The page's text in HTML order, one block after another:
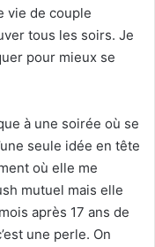
vie de couple
tous les soirs. Je
pour mieux se
à une soirée où se
seule idée en tête
où elle me
mutuel mais elle
après 17 ans de
une perle. On